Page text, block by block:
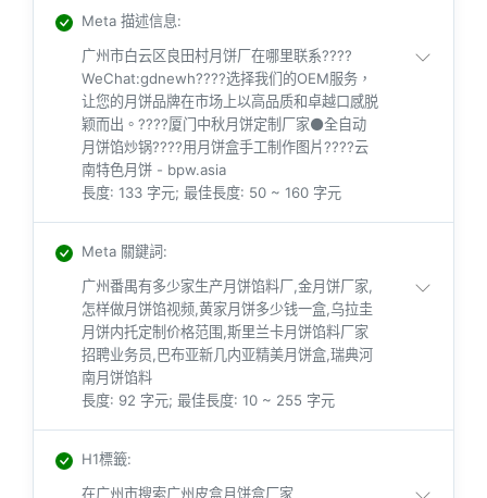
Meta 描述信息:
广州市白云区良田村月饼厂在哪里联系????
WeChat:gdnewh????选择我们的OEM服务，
让您的月饼品牌在市场上以高品质和卓越口感脱
颖而出。????厦门中秋月饼定制厂家⚫️全自动
月饼馅炒锅????用月饼盒手工制作图片????云
南特色月饼 - bpw.asia
長度: 133 字元; 最佳長度: 50 ~ 160 字元
Meta 關鍵詞:
广州番禺有多少家生产月饼馅料厂,金月饼厂家,
怎样做月饼馅视频,黄家月饼多少钱一盒,乌拉圭
月饼内托定制价格范围,斯里兰卡月饼馅料厂家
招聘业务员,巴布亚新几内亚精美月饼盒,瑞典河
南月饼馅料
長度: 92 字元; 最佳長度: 10 ~ 255 字元
H1標籤:
在广州市搜索广州皮盒月饼盒厂家